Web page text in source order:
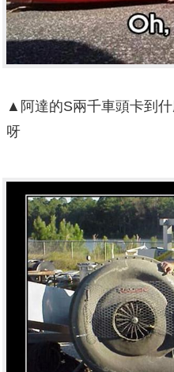
▲阿達的S兩千車頭卡到
呀